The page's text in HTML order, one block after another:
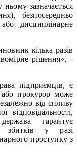
зазначається
безпосередньо
дисциплінарне
кілька разів
рішення», -
підприємців, є
прокурор може
від спливу
відповідальності,
гарантує
збитків у разі
проступку з